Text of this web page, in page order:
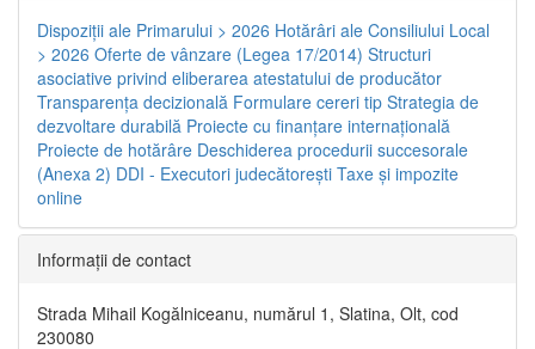
Dispoziţii ale Primarului > 2026 Hotărâri ale Consiliului Local
> 2026 Oferte de vânzare (Legea 17/2014) Structuri
asociative privind eliberarea atestatului de producător
Transparenţa decizională Formulare cereri tip Strategia de
dezvoltare durabilă Proiecte cu finanţare internaţională
Proiecte de hotărâre Deschiderea procedurii succesorale
(Anexa 2) DDI - Executori judecătorești Taxe şi impozite
online
Informaţii de contact
Strada Mihail Kogălniceanu, numărul 1, Slatina, Olt, cod
230080